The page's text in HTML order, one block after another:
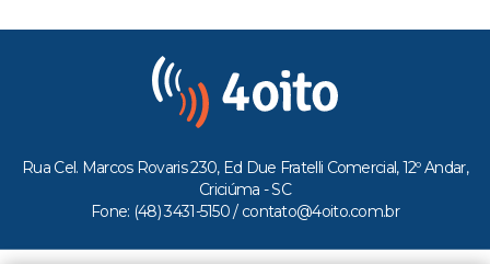
Rua Cel. Marcos Rovaris 230, Ed Due Fratelli Comercial, 12º Andar,
Criciúma - SC
Fone: (48) 3431-5150 / contato@4oito.com.br